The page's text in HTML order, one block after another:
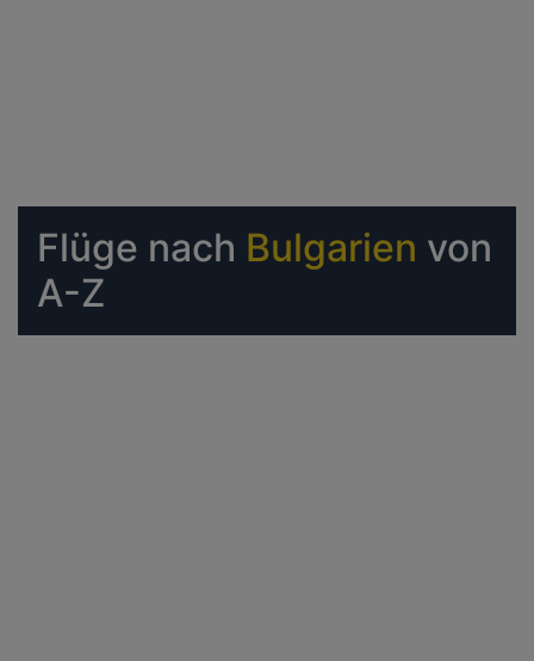
Flüge nach Bulgarien von
A-Z